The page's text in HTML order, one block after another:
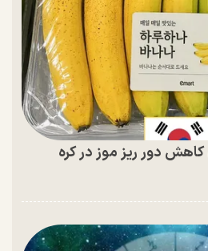
کاهش دور ریز موز در کره